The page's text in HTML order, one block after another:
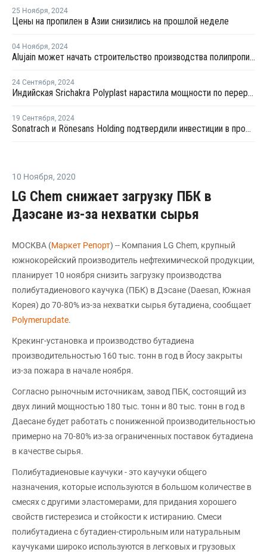
25 Ноября, 2024
Цены на пропилен в Азии снизились на прошлой неделе
04 Ноября, 2024
Alujain может начать строительство производства полипропилена Yanbu до конца года
24 Сентября, 2024
Индийская Srichakra Polyplast нарастила мощности по переработке ПЭТ
19 Сентября, 2024
Sonatrach и Rönesans Holding подтвердили инвестиции в проект производства ПП в Турции
10 Ноября, 2020
LG Chem снижает загрузку ПБК в
Даэсане из-за нехватки сырья
МОСКВА (Маркет Репорт) -- Компания LG Chem, крупный
южнокорейский производитель нефтехимической продукции,
планирует 10 ноября снизить загрузку производства
полибутадиенового каучука (ПБК) в Дэсане (Daesan, Южная
Корея) до 70-80% из-за нехватки сырья бутадиена, сообщает
Polymerupdate.
Крекинг-установка и производство бутадиена
производительностью 160 тыс. тонн в год в Йосу закрыты
из-за пожара в начале ноября.
Согласно рыночным источникам, завод ПБК, состоящий из
двух линий мощностью 180 тыс. тонн и 80 тыс. тонн в год в
Даесане будет работать с пониженной производительностью
примерно на 70-80% из-за ограниченных поставок бутадиена
в качестве сырья.
Полибутадиеновые каучуки - это каучуки общего
назначения, которые используются в большом количестве в
смесях с другими эластомерами, для придания хорошего
свойств гистерезиса и стойкости к истиранию. Смеси
полибутадиена с бутадиен-стирольным или натуральным
каучуками широко используются в легковых и грузовых